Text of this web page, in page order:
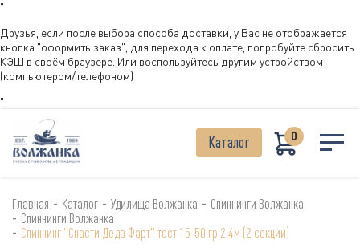
"
Друзья, если после выбора способа доставки, у Вас не отображается
кнопка "оформить заказ", для перехода к оплате, попробуйте сбросить
КЭШ в своём браузере. Или воспользуйтесь другим устройством
(компьютером/телефоном)
"
Каталог 0
Главная - Каталог - Удилища Волжанка - Спиннинги Волжанка
- Спиннинги Волжанка
- Спиннинг "Снасти Деда Фарт" тест 15-50 гр 2.4м (2 секции)